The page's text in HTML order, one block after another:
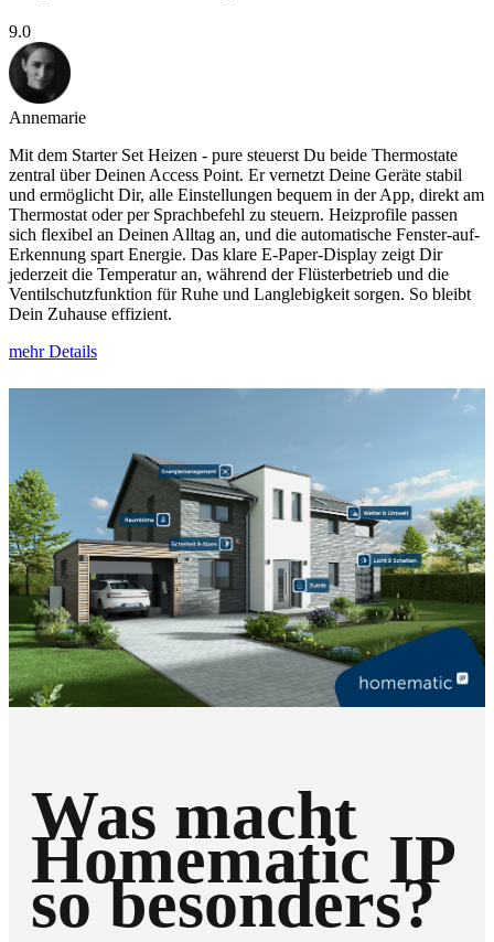
9.0
Annemarie
Mit dem Starter Set Heizen - pure steuerst Du beide Thermostate
zentral über Deinen Access Point. Er vernetzt Deine Geräte stabil
und ermöglicht Dir, alle Einstellungen bequem in der App, direkt am
Thermostat oder per Sprachbefehl zu steuern. Heizprofile passen
sich flexibel an Deinen Alltag an, und die automatische Fenster-auf-
Erkennung spart Energie. Das klare E-Paper-Display zeigt Dir
jederzeit die Temperatur an, während der Flüsterbetrieb und die
Ventilschutzfunktion für Ruhe und Langlebigkeit sorgen. So bleibt
Dein Zuhause effizient.
mehr Details
Was macht
Homematic IP
so besonders?